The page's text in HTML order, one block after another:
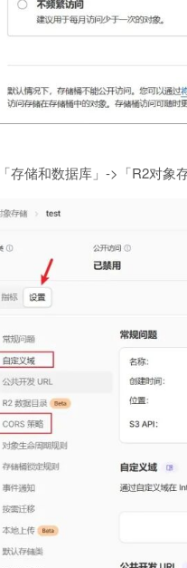
存储和数据库」->「R2对象